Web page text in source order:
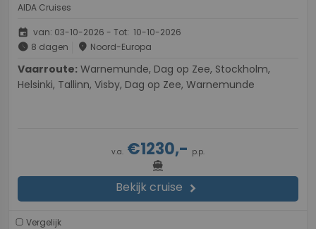
AIDA Cruises
event van: 03-10-2026 - Tot: 10-10-2026
schedule 8 dagen place Noord-Europa
Vaarroute:
Helsinki, Tallinn, Visby, Dag op Zee, Warnemunde
v.a. €1230,- p.p.
directions_boat
Bekijk cruise chevron_right
Vergelijk